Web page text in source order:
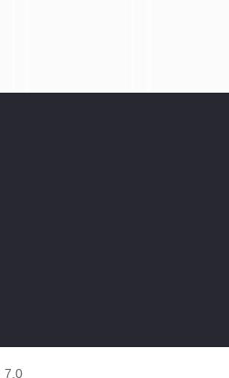
7.0